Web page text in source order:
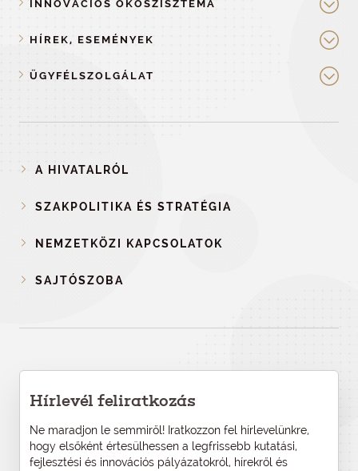
INNOVÁCIÓS ÖKOSZISZTÉMA
HÍREK, ESEMÉNYEK
ÜGYFÉLSZOLGÁLAT
A HIVATALRÓL
SZAKPOLITIKA ÉS STRATÉGIA
NEMZETKÖZI KAPCSOLATOK
SAJTÓSZOBA
Hírlevél feliratkozás
Ne maradjon le semmiről! Iratkozzon fel hírlevelünkre,
hogy elsőként értesülhessen a legfrissebb kutatási,
fejlesztési és innovációs pályázatokról, hírekről és